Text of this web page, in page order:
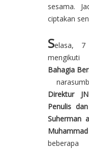
sesama.
ciptakan
Selasa, 7
Bahagia
Direktur
Penulis
Suherman